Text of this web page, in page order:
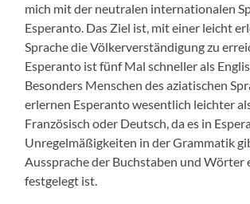
mich mit der neutralen internationalen
Esperanto. Das Ziel ist, mit einer leicht
Sprache die Völkerverständigung zu
Esperanto ist fünf Mal schneller als
Besonders Menschen des aziatischen
erlernen Esperanto wesentlich leichter
Französisch oder Deutsch, da es in
Unregelmäßigkeiten in der Grammatik
Aussprache der Buchstaben und Wörter
festgelegt ist.